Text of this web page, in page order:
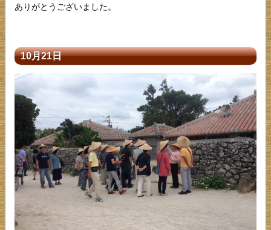
ありがとうございました。
10月21日